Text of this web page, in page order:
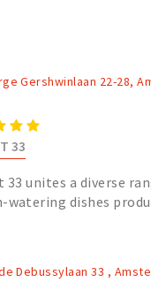
Gershwinlaan 22-28,
33
33 unites a diverse
watering dishes
Debussylaan 33 ,